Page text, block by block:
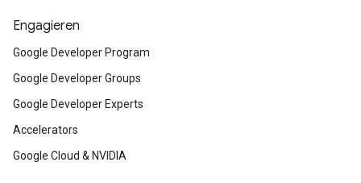
Engagieren
Google Developer Program
Google Developer Groups
Google Developer Experts
Accelerators
Google Cloud & NVIDIA